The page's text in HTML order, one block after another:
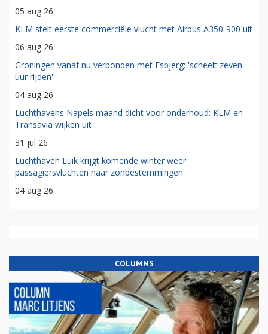
05 aug 26
KLM stelt eerste commerciële vlucht met Airbus A350-900 uit
06 aug 26
Groningen vanaf nu verbonden met Esbjerg: 'scheelt zeven
uur rijden'
04 aug 26
Luchthavens Napels maand dicht voor onderhoud: KLM en
Transavia wijken uit
31 jul 26
Luchthaven Luik krijgt komende winter weer
passagiersvluchten naar zonbestemmingen
04 aug 26
COLUMNS